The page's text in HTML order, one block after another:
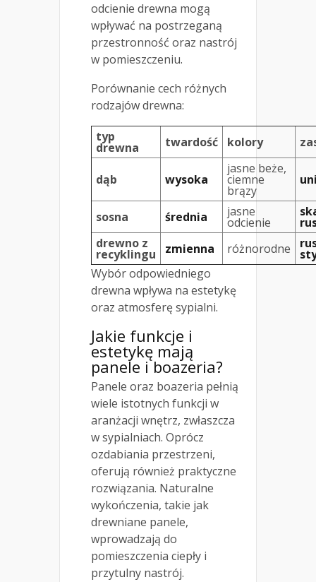
odcienie drewna mogą
wpływać na postrzeganą
przestronność oraz nastrój
w pomieszczeniu.
Porównanie cech różnych
rodzajów drewna:
typ
drewna twardość kolory
dąb wysoka
jasne beże,
ciemne
brązy
sosna średnia jasne
odcienie
drewno z
recyklingu zmienna różnorodne
Wybór odpowiedniego
drewna wpływa na estetykę
oraz atmosferę sypialni.
Jakie funkcje i
estetykę mają
panele i boazeria?
Panele oraz boazeria pełnią
wiele istotnych funkcji w
aranżacji wnętrz, zwłaszcza
w sypialniach. Oprócz
ozdabiania przestrzeni,
oferują również praktyczne
rozwiązania. Naturalne
wykończenia, takie jak
drewniane panele,
wprowadzają do
pomieszczenia ciepły i
przytulny nastrój.